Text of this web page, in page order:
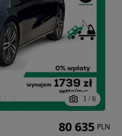
1 / 6
80 635 PLN